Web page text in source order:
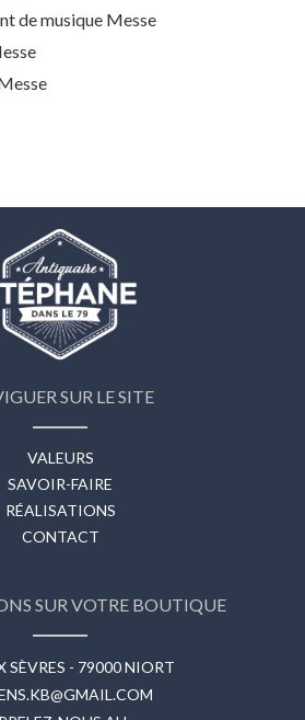
de musique Messe
SUR LE SITE
VALEURS
SAVOIR-FAIRE
RÉALISATIONS
CONTACT
SUR VOTRE BOUTIQUE
SÈVRES - 79000 NIORT